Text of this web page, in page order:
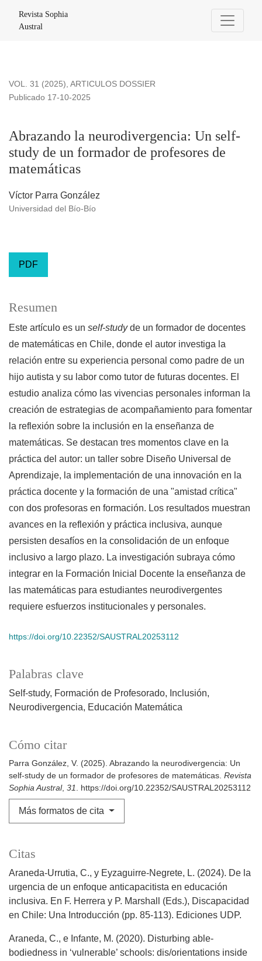
Revista Sophia
Austral
VOL. 31 (2025), ARTICULOS DOSSIER
Abrazando la neurodivergencia: Un self-
study de un formador de profesores de
matemáticas
Publicado 17-10-2025
Víctor Parra González
Universidad del Bío-Bío
PDF
Palabras clave
Self-study Formación de Profesorado
Inclusión
Neurodivergencia
Educación Matemática
Cómo citar
Parra González, V. (2025). Abrazando la neurodivergencia: Un
self-study de un formador de profesores de matemáticas. Revista
Sophia Austral, 31. https://doi.org/10.22352/SAUSTRAL20253112
Más formatos de cita
Resumen
Este artículo es un self-studyde un formador de docentes
de matemáticas en Chile, donde el autor investiga la
relación entre su experiencia personal como padre de un
hijo autista y su labor como tutor de futuras docentes. El
estudio analiza cómo las vivencias personales informan la
creación de estrategias de acompañamiento para fomentar
la reflexión sobre la inclusión en la enseñanza de
matemáticas. Se destacan tres momentos clave en la
práctica del autor: un taller sobre Diseño Universal de
Aprendizaje, la implementación de una innovación en la
práctica docente y la formación de una "amistad crítica"
con dos profesoras en formación. Los resultados muestran
avances en la reflexión y práctica inclusiva, aunque
persisten desafíos en la consolidación de un enfoque
inclusivo a largo plazo. La investigación subraya cómo
integrar en la Formación Inicial Docente la enseñanza de
las matemáticas para estudiantes neurodivergentes
requiere esfuerzos institucionales y personales.
https://doi.org/10.22352/SAUSTRAL20253112
Citas
Araneda-Urrutia, C., y Eyzaguirre-Negrete, L. (2024). De la
urgencia de un enfoque anticapacitista en educación
inclusiva. En F. Herrera y P. Marshall (Eds.), Discapacidad
en Chile: Una Introducción (pp. 85-113). Ediciones UDP.
Araneda, C., e Infante, M. (2020). Disturbing able-
bodiedness in ‘vulnerable’ schools: dis/orientations inside